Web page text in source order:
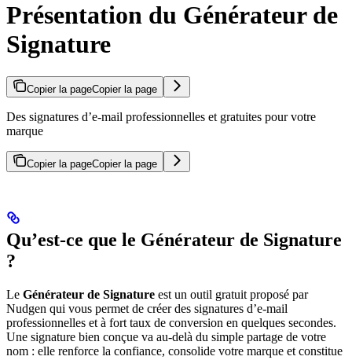
Présentation du Générateur de
Signature
Copier la pageCopier la page
Des signatures d’e-mail professionnelles et gratuites pour votre
marque
Copier la pageCopier la page
Qu’est-ce que le Générateur de Signature
?
Le Générateur de Signature est un outil gratuit proposé par
Nudgen qui vous permet de créer des signatures d’e-mail
professionnelles et à fort taux de conversion en quelques secondes.
Une signature bien conçue va au-delà du simple partage de votre
nom : elle renforce la confiance, consolide votre marque et constitue